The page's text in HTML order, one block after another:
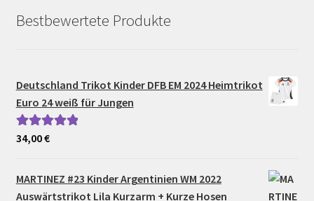
Bestbewertete Produkte
Deutschland Trikot Kinder DFB EM 2024 Heimtrikot
Euro 24 weiß für Jungen
Bewertet mit
34,00€
MARTINEZ #23 Kinder Argentinien WM 2022
Auswärtstrikot Lila Kurzarm + Kurze Hosen